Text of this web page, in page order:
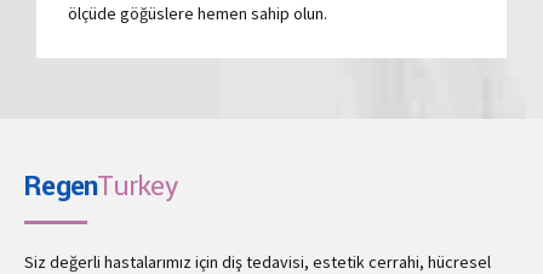
ölçüde göğüslere hemen sahip olun.
RegenTurkey
Siz değerli hastalarımız için diş tedavisi, estetik cerrahi, hücresel